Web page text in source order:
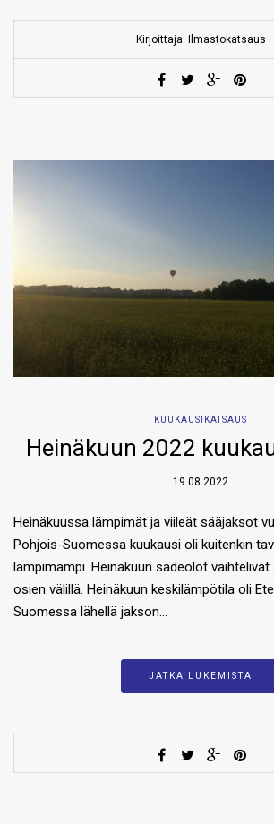
Kirjoittaja: Ilmastokatsaus
KUUKAUSIKATSAUS
Heinäkuun 2022
19.08.2022
Heinäkuussa lämpimät ja viileät sääjaksot
Pohjois-Suomessa kuukausi oli kuitenkin
lämpimämpi. Heinäkuun sadeolot
osien välillä. Heinäkuun keskilämpötila oli
Suomessa lähellä jakson…
JATKA LUKEMISTA